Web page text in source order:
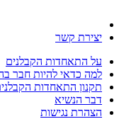
יצירת קשר
על התאחדות הקבלנים
למה כדאי להיות חבר
תקנון התאחדות
דבר הנשיא
הצהרת נגישות